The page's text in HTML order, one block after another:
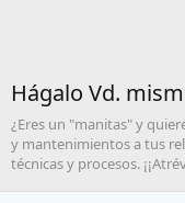
Hágalo Vd.
¿Eres un "manitas" y
y mantenimientos a tus
técnicas y procesos.